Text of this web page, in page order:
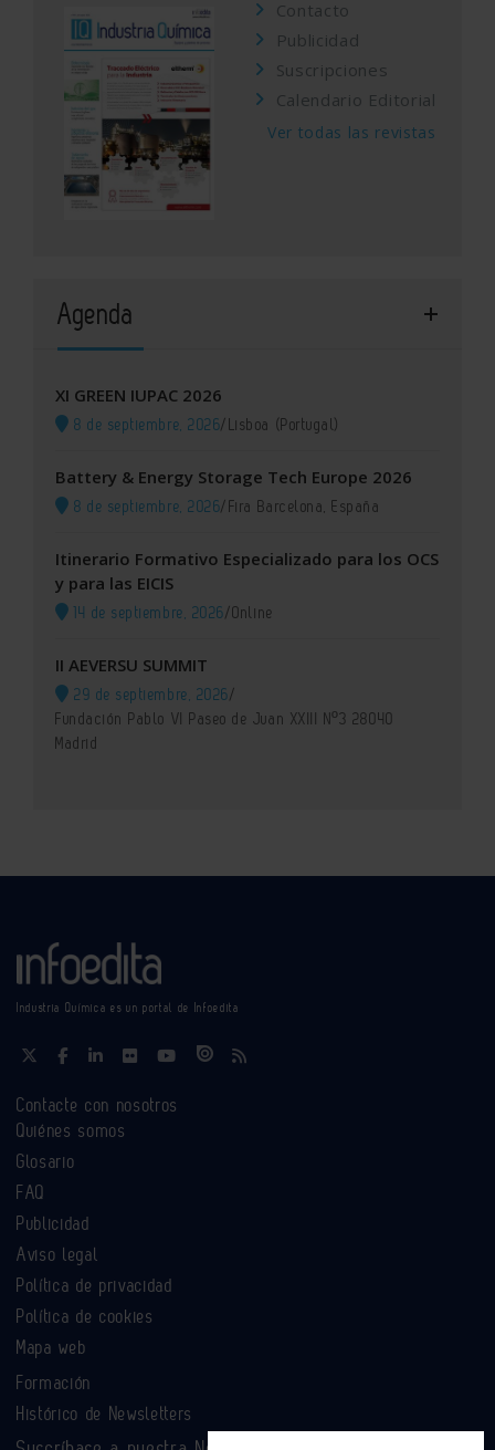
Contacto
Publicidad
Suscripciones
Calendario Editorial
Ver todas las revistas
Agenda
XI GREEN IUPAC 2026
8 de septiembre, 2026/Lisboa (Portugal)
Battery & Energy Storage Tech Europe 2026
8 de septiembre, 2026/Fira Barcelona, España
Itinerario Formativo Especializado para los OCS
y para las EICIS
14 de septiembre, 2026/Online
II AEVERSU SUMMIT
29 de septiembre, 2026/
Fundación Pablo VI Paseo de Juan XXIII Nº3 28040
Madrid
Industria Química es un portal de Infoedita
Contacte con nosotros
Quiénes somos
Glosario
FAQ
Publicidad
Aviso legal
Política de privacidad
Política de cookies
Mapa web
Formación
Histórico de Newsletters